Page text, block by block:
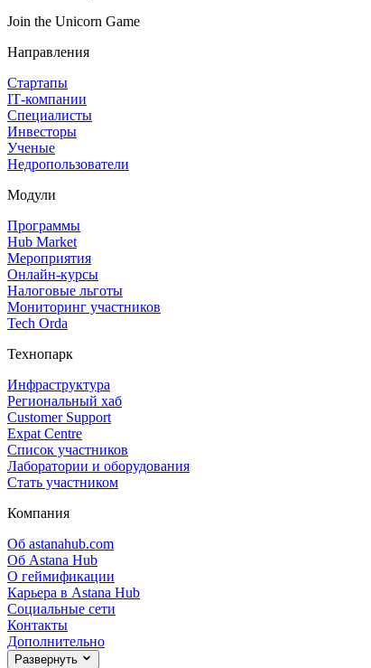
Join the Unicorn Game
Направления
Стартапы
IT‑компании
Специалисты
Инвесторы
Ученые
Недропользователи
Модули
Программы
Hub Market
Мероприятия
Онлайн‑курсы
Налоговые льготы
Мониторинг участников
Tech Orda
Технопарк
Инфраструктура
Региональный хаб
Customer Support
Expat Centre
Список участников
Лаборатории и оборудования
Стать участником
Компания
Об astanahub.com
Об Astana Hub
О геймификации
Карьера в Astana Hub
Социальные сети
Контакты
Дополнительно
Развернуть